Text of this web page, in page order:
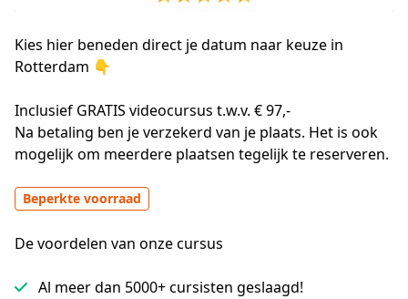
Kies hier beneden direct je datum naar keuze in
Rotterdam 👇
Inclusief GRATIS videocursus t.w.v. € 97,-
Na betaling ben je verzekerd van je plaats. Het is ook
mogelijk om meerdere plaatsen tegelijk te reserveren.
Beperkte voorraad
De voordelen van onze cursus
Al meer dan 5000+ cursisten geslaagd!